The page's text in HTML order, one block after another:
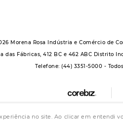
no site. Ao clicar em entendi
Morena Rosa Indústria e Comércio de
das Fábricas, 412 BC e 462 ABC Distrito
Telefone: (44) 3351-5000 -
Morena Rosa: Morena Rosa, Iódice, Maria